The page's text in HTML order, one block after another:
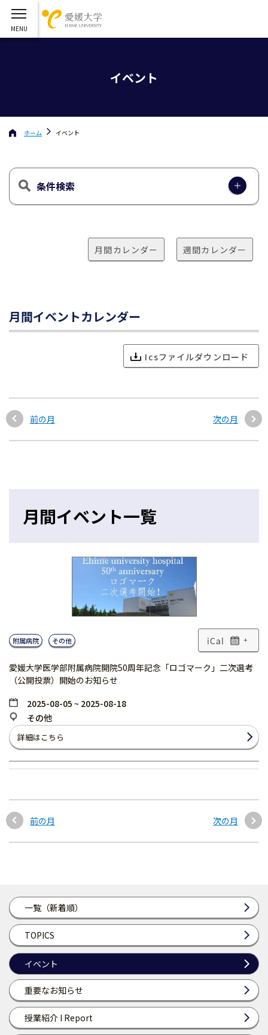
イベント
一覧（新着順）
TOPICS
イベント
重要なお知らせ
授業紹介 I Report
ホーム イベント
条件検索
月間カレンダー 週間カレンダー
月間イベントカレンダー
Icsファイルダウンロード
前の月 次の月
月間イベント一覧
附属病院 その他 +
愛媛大学医学部附属病院開院50周年記念「ロゴマーク」二次選考
（公開投票）開始のお知らせ
2025-08-05 ~ 2025-08-18
その他
詳細はこちら
前の月 次の月